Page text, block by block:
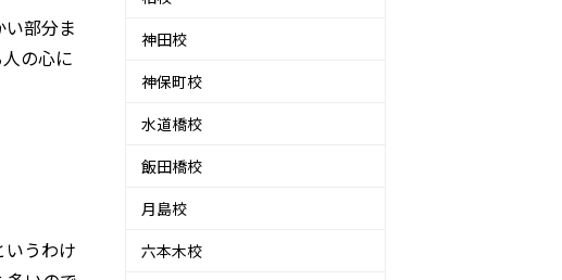
い部分ま
の心に
いうわけ
神田校
神保町校
水道橋校
飯田橋校
月島校
六本木校